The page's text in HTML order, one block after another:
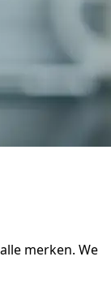
merken. We